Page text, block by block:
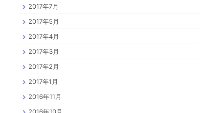
2017年7月
2017年5月
2017年4月
2017年3月
2017年2月
2017年1月
2016年11月